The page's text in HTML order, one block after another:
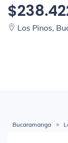
Los Pinos,
Bucaramanga